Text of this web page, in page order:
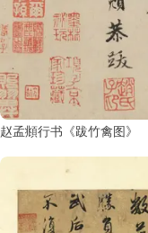
赵孟頫行书《跋竹禽图》